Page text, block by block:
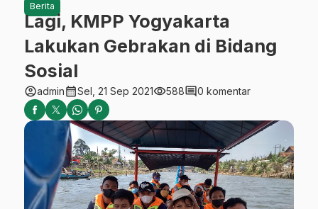
Berita
Lagi, KMPP Yogyakarta
Lakukan Gebrakan di Bidang
Sosial
account_circleadmincalendar_monthSel, 21 Sep 2021visibility588comment0 komentar